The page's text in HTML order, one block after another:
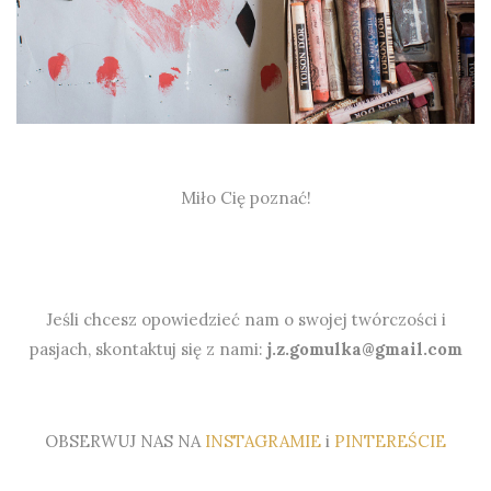
Miło Cię poznać!
Jeśli chcesz opowiedzieć nam o swojej twórczości i
pasjach, skontaktuj się z nami: j.z.gomulka@gmail.com
OBSERWUJ NAS NA INSTAGRAMIE i PINTEREŚCIE